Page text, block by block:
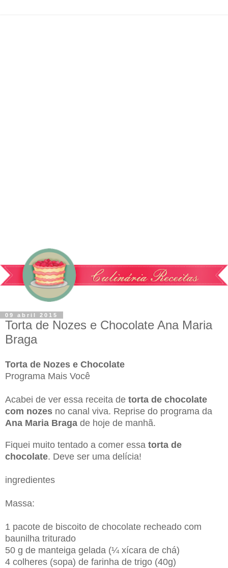
09 abril 2015
Torta de Nozes e Chocolate Ana Maria
Braga
Torta de Nozes e Chocolate
Programa Mais Você
Acabei de ver essa receita de torta de chocolate
com nozes no canal viva. Reprise do programa da
Ana Maria Braga de hoje de manhã.
Fiquei muito tentado a comer essa torta de
chocolate. Deve ser uma delícia!
ingredientes
Massa:
1 pacote de biscoito de chocolate recheado com
baunilha triturado
50 g de manteiga gelada (¼ xícara de chá)
4 colheres (sopa) de farinha de trigo (40g)